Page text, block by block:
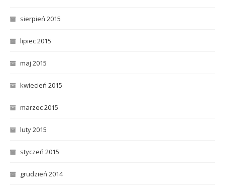
sierpień 2015
lipiec 2015
maj 2015
kwiecień 2015
marzec 2015
luty 2015
styczeń 2015
grudzień 2014